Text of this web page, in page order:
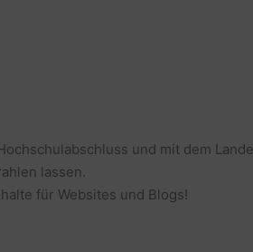
und mit dem
lassen.
für Websites und Blogs!